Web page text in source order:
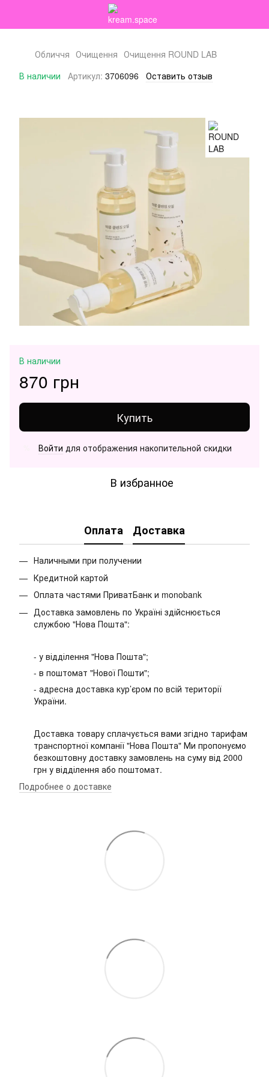
Обличчя Очищення Очищення ROUND LAB
В наличии
Артикул: 3706096 Оставить отзыв
В наличии
870 грн
Купить
Войти для отображения накопительной скидки
В избранное
Оплата Доставка
Наличными при получении
Кредитной картой
Оплата частями ПриватБанк и monobank
Доставка замовлень по Україні здійснюється
службою "Нова Пошта":
- у відділення "Нова Пошта";
- в поштомат "Нової Пошти";
- адресна доставка кур’єром по всій території
України.
Доставка товару сплачується вами згідно тарифам
транспортної компанії "Нова Пошта" Ми пропонуємо
безкоштовну доставку замовлень на суму від 2000
грн у відділення або поштомат.
Подробнее о доставке